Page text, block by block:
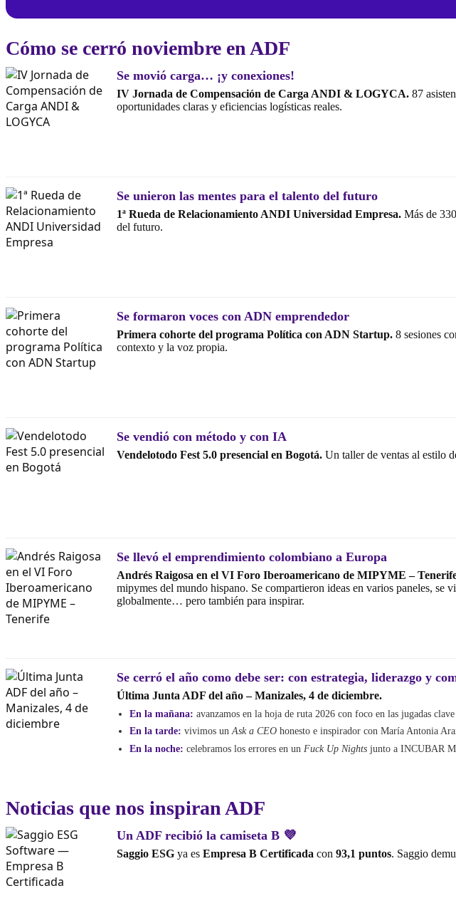
Cómo se cerró noviembre en ADF
Se movió carga… ¡y conexiones!
IV Jornada de Compensación de Carga ANDI & LOGYCA. 87
oportunidades claras y eficiencias logísticas reales.
Se unieron las mentes para el talento del futuro
1ª Rueda de Relacionamiento ANDI Universidad Empresa. Más de
del futuro.
Se formaron voces con ADN emprendedor
Primera cohorte del programa Política con ADN Startup. 8 sesiones
contexto y la voz propia.
Se vendió con método y con IA
Vendelotodo Fest 5.0 presencial en Bogotá. Un taller de ventas al estilo
Se llevó el emprendimiento colombiano a Europa
Andrés Raigosa en el VI Foro Iberoamericano de MIPYME –
mipymes del mundo hispano. Se compartieron ideas en varios paneles, se
globalmente… pero también para inspirar.
Se cerró el año como debe ser: con estrategia, liderazgo y
Última Junta ADF del año – Manizales, 4 de diciembre.
En la mañana: avanzamos en la hoja de ruta 2026 con foco en las jugadas
En la tarde: vivimos unAsk a CEO honesto e inspirador con María Antonia
En la noche: celebramos los errores en un Fuck Up Nights junto a INCUBAR
Noticias que nos inspiran ADF
Un ADF recibió la camiseta B 💜
Saggio ESG ya es Empresa B Certificada con 93,1 puntos. Saggio